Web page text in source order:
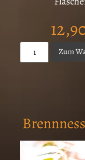
Zum